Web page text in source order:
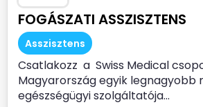
FOGÁSZATI ASSZISZTENS
Asszisztens
Csatlakozz a Swiss Medical
Magyarország egyik legnagyobb
egészségügyi szolgáltatója...